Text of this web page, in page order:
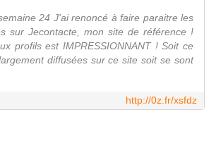
24 J'ai renoncé à faire paraitre les
sur Jecontacte, mon site de référence !
profils est IMPRESSIONNANT ! Soit ce
diffusées sur ce site soit se sont
http://0z.fr/xsfdz